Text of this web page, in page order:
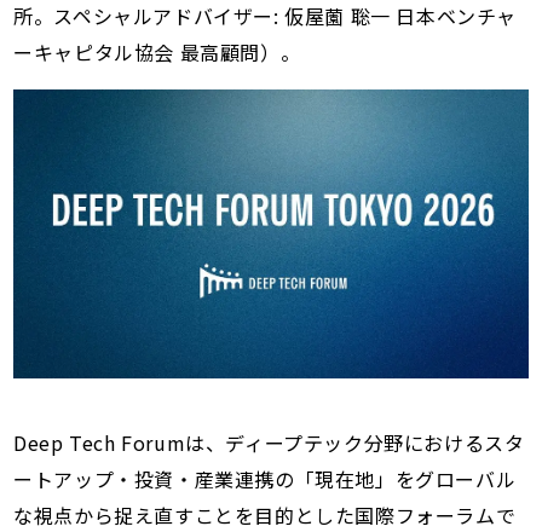
所。スペシャルアドバイザー: 仮屋薗 聡一 日本ベンチャ
ーキャピタル協会 最高顧問）。
Deep Tech Forumは、ディープテック分野におけるスタ
ートアップ・投資・産業連携の「現在地」をグローバル
な視点から捉え直すことを目的とした国際フォーラムで